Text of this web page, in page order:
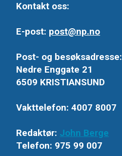
Kontakt oss:
E-post: post@np.no
Post- og besøksadresse:
Nedre Enggate 21
6509 KRISTIANSUND
Vakttelefon: 4007 8007
Redaktør: John Berge
Telefon: 975 99 007